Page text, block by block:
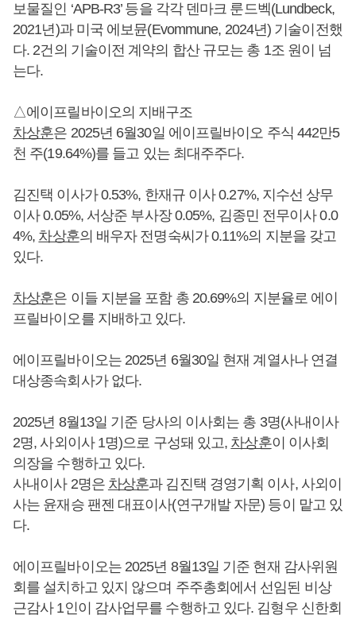
보물질인 ‘APB-R3’ 등을 각각 덴마크 룬드벡(Lundbeck,
2021년)과 미국 에보뮨(Evommune, 2024년) 기술이전했
다. 2건의 기술이전 계약의 합산 규모는 총 1조 원이 넘
는다.
△에이프릴바이오의 지배구조
차상훈은 2025년 6월30일 에이프릴바이오 주식 442만5
천 주(19.64%)를 들고 있는 최대주주다.
김진택 이사가 0.53%, 한재규 이사 0.27%, 지수선 상무
이사 0.05%, 서상준 부사장 0.05%, 김종민 전무이사 0.0
4%, 차상훈의 배우자 전명숙씨가 0.11%의 지분을 갖고
있다.
차상훈은 이들 지분을 포함 총 20.69%의 지분율로 에이
프릴바이오를 지배하고 있다.
에이프릴바이오는 2025년 6월30일 현재 계열사나 연결
대상종속회사가 없다.
2025년 8월13일 기준 당사의 이사회는 총 3명(사내이사
2명, 사외이사 1명)으로 구성돼 있고, 차상훈이 이사회
의장을 수행하고 있다.
사내이사 2명은 차상훈과 김진택 경영기획 이사, 사외이
사는 윤재승 팬젠 대표이사(연구개발 자문) 등이 맡고 있
다.
에이프릴바이오는 2025년 8월13일 기준 현재 감사위원
회를 설치하고 있지 않으며 주주총회에서 선임된 비상
근감사 1인이 감사업무를 수행하고 있다. 김형우 신한회